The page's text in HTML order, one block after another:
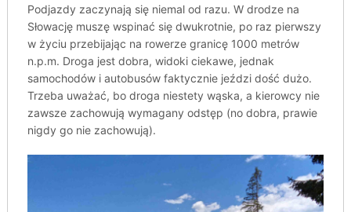
Podjazdy zaczynają się niemal od razu. W drodze na
Słowację muszę wspinać się dwukrotnie, po raz pierwszy
w życiu przebijając na rowerze granicę 1000 metrów
n.p.m. Droga jest dobra, widoki ciekawe, jednak
samochodów i autobusów faktycznie jeździ dość dużo.
Trzeba uważać, bo droga niestety wąska, a kierowcy nie
zawsze zachowują wymagany odstęp (no dobra, prawie
nigdy go nie zachowują).